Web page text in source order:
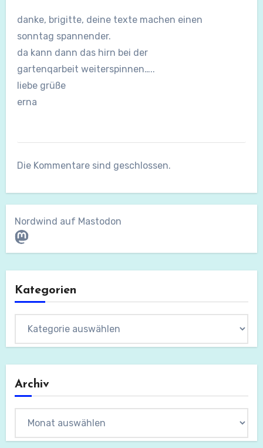
danke, brigitte, deine texte machen einen
sonntag spannender.
da kann dann das hirn bei der
gartenqarbeit weiterspinnen…..
liebe grüße
erna
Die Kommentare sind geschlossen.
Nordwind auf Mastodon
Mastodon
Kategorien
Archiv